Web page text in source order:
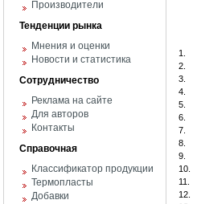
Производители
Тенденции рынка
Мнения и оценки
Новости и статистика
Сотрудничество
Реклама на сайте
Для авторов
Контакты
Справочная
Классификатор продукции
Термопласты
Добавки
1.
2.
3.
4.
5.
6.
7.
8.
9.
10.
11.
12.